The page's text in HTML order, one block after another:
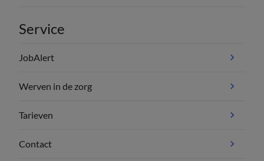
Service
JobAlert
Werven in de zorg
Tarieven
Contact